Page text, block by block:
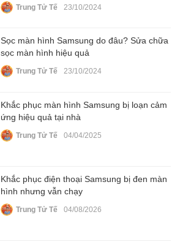
Trung Tử Tế 23/10/2024
Sọc màn hình Samsung do đâu? Sửa chữa
sọc màn hình hiệu quả
Trung Tử Tế 23/10/2024
Khắc phục màn hình Samsung bị loạn cảm
ứng hiệu quả tại nhà
Trung Tử Tế 04/04/2025
Khắc phục điện thoại Samsung bị đen màn
hình nhưng vẫn chạy
Trung Tử Tế 04/08/2026